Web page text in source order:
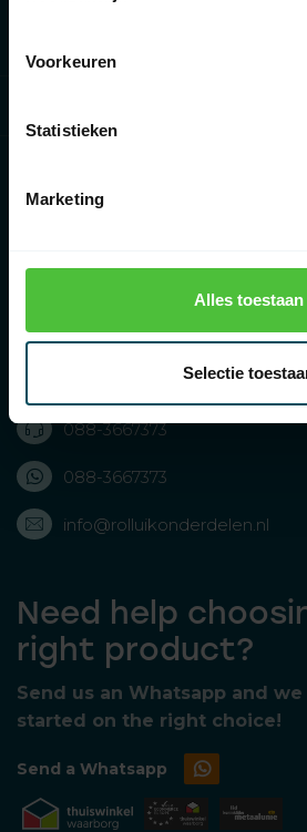
Voorkeuren
Statistieken
Marketing
Alles toestaan
Selectie
Rolluikonderdelen.nl
Bolderweg 43, 8243 RD
088-3667373
088-3667373
info@rolluikonderdelen.nl
Need help
right product?
Send us an Whatsapp and
started on the right choice!
Send a Whatsapp